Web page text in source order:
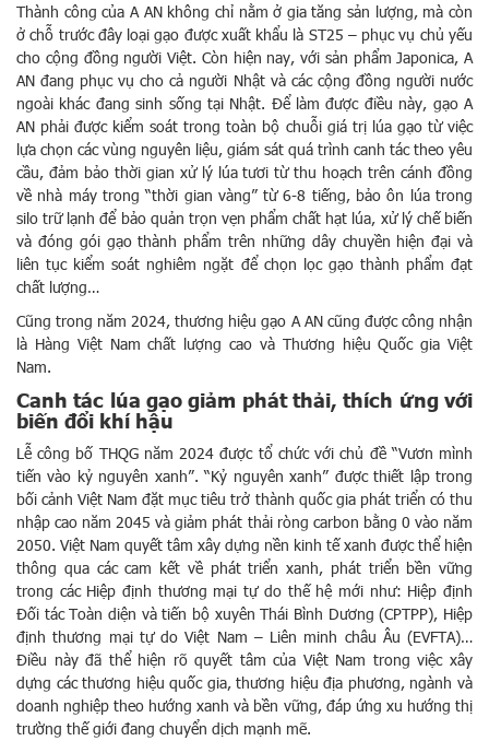
Thành công của A AN không chỉ nằm ở gia tăng sản lượng, mà còn
ở chỗ trước đây loại gạo được xuất khẩu là ST25 – phục vụ chủ yếu
cho cộng đồng người Việt. Còn hiện nay, với sản phẩm Japonica, A
AN đang phục vụ cho cả người Nhật và các cộng đồng người nước
ngoài khác đang sinh sống tại Nhật. Để làm được điều này, gạo A
AN phải được kiểm soát trong toàn bộ chuỗi giá trị lúa gạo từ việc
lựa chọn các vùng nguyên liệu, giám sát quá trình canh tác theo yêu
cầu, đảm bảo thời gian xử lý lúa tươi từ thu hoạch trên cánh đồng
về nhà máy trong “thời gian vàng” từ 6-8 tiếng, bảo ôn lúa trong
silo trữ lạnh để bảo quản trọn vẹn phẩm chất hạt lúa, xử lý chế biến
và đóng gói gạo thành phẩm trên những dây chuyền hiện đại và
liên tục kiểm soát nghiêm ngặt để chọn lọc gạo thành phẩm đạt
chất lượng…
Cũng trong năm 2024, thương hiệu gạo A AN cũng được công nhận
là Hàng Việt Nam chất lượng cao và Thương hiệu Quốc gia Việt
Nam.
Canh tác lúa gạo giảm phát thải, thích ứng với
biến đổi khí hậu
Lễ công bố THQG năm 2024 được tổ chức với chủ đề “Vươn mình
tiến vào kỷ nguyên xanh”. “Kỷ nguyên xanh” được thiết lập trong
bối cảnh Việt Nam đặt mục tiêu trở thành quốc gia phát triển có thu
nhập cao năm 2045 và giảm phát thải ròng carbon bằng 0 vào năm
2050. Việt Nam quyết tâm xây dựng nền kinh tế xanh được thể hiện
thông qua các cam kết về phát triển xanh, phát triển bền vững
trong các Hiệp định thương mại tự do thế hệ mới như: Hiệp định
Đối tác Toàn diện và tiến bộ xuyên Thái Bình Dương (CPTPP), Hiệp
định thương mại tự do Việt Nam – Liên minh châu Âu (EVFTA)…
Điều này đã thể hiện rõ quyết tâm của Việt Nam trong việc xây
dựng các thương hiệu quốc gia, thương hiệu địa phương, ngành và
doanh nghiệp theo hướng xanh và bền vững, đáp ứng xu hướng thị
trường thế giới đang chuyển dịch mạnh mẽ.